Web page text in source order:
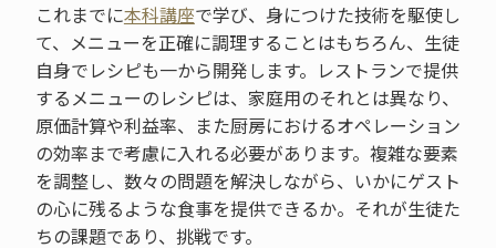
これまでに本科講座で学び、身につけた技術を駆使し
て、メニューを正確に調理することはもちろん、生徒
自身でレシピも一から開発します。レストランで提供
するメニューのレシピは、家庭用のそれとは異なり、
原価計算や利益率、また厨房におけるオペレーション
の効率まで考慮に入れる必要があります。複雑な要素
を調整し、数々の問題を解決しながら、いかにゲスト
の心に残るような食事を提供できるか。それが生徒た
ちの課題であり、挑戦です。